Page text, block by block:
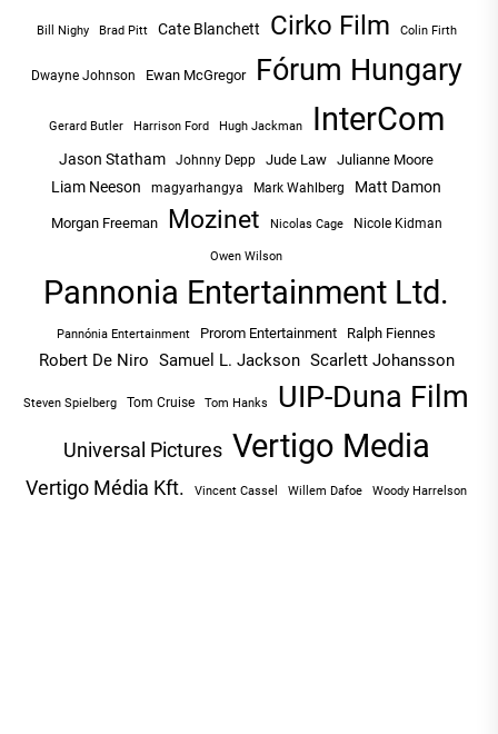
Bill Nighy Brad Pitt Cate Blanchett Cirko Film Colin Firth
Dwayne Johnson Ewan McGregor Fórum Hungary
Gerard Butler Harrison Ford Hugh Jackman InterCom
Jason Statham Johnny Depp Jude Law Julianne Moore
Liam Neeson magyarhangya Mark Wahlberg Matt Damon
Morgan Freeman Mozinet Nicolas Cage Nicole Kidman
Owen Wilson
Pannonia Entertainment Ltd.
Pannónia Entertainment Prorom Entertainment Ralph Fiennes
Robert De Niro Samuel L. Jackson Scarlett Johansson
Steven Spielberg Tom Cruise Tom Hanks UIP-Duna Film
Universal Pictures Vertigo Media
Vertigo Média Kft. Vincent Cassel Willem Dafoe Woody Harrelson